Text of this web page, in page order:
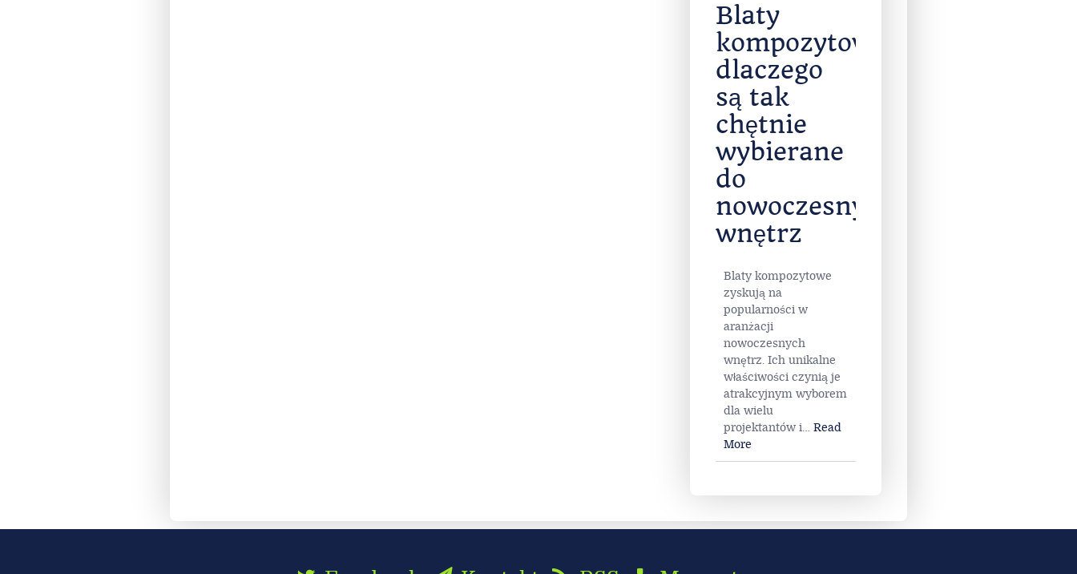
Blaty
kompozytowe-
dlaczego
są tak
chętnie
wybierane
do
nowoczesnych
wnętrz
Blaty kompozytowe
zyskują na
popularności w
aranżacji
nowoczesnych
wnętrz. Ich unikalne
właściwości czynią je
atrakcyjnym wyborem
dla wielu
projektantów i… Read
More